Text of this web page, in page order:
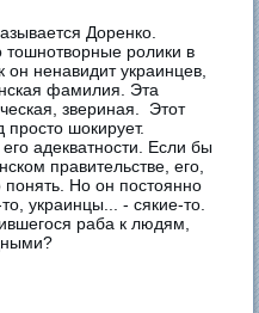
Доренко.
тошнотворные ролики в
он ненавидит украинцев,
фамилия. Эта
звериная. Этот
просто шокирует.
адекватности. Если бы
правительстве, его,
Но он постоянно
украинцы... - сякие-то.
раба к людям,